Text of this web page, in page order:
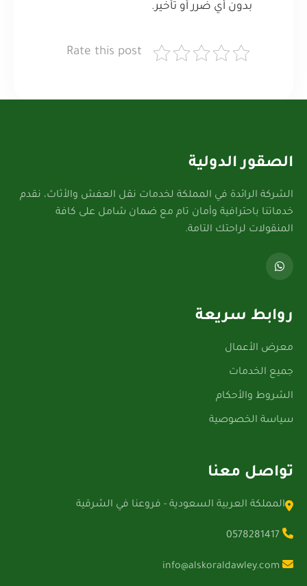
بدون أي ضرر أو تأخير.
Rate this post
الصقور الدولية
الشركة الرائدة في المملكة لخدمات نقل العفش والأثاث، نقدم
خدماتنا باحترافية وأمان تام مع ضمان شامل على كافة
المنقولات لراحتك التامة.
روابط سريعة
معرض الأعمال
جميع الخدمات
الشروط والأحكام
سياسة الخصوصية
تواصل معنا
المملكة العربية السعودية - فروعنا في الشرقية